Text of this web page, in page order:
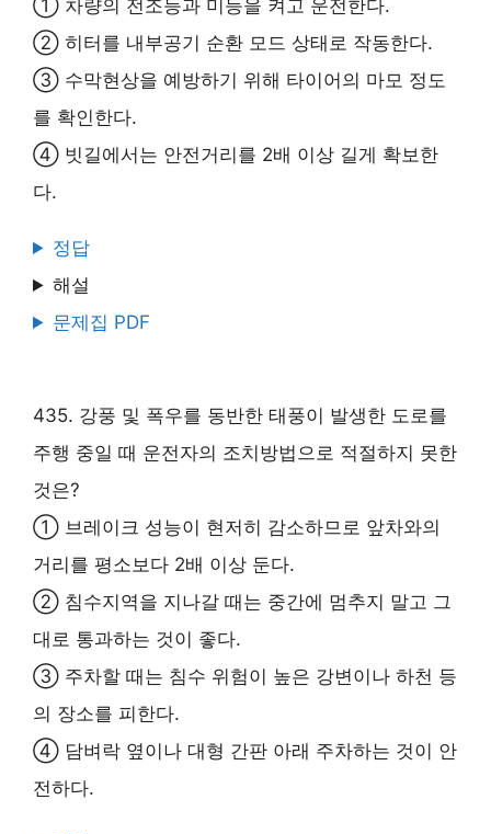
① 차량의 전조등과 미등을 켜고 운전한다.
② 히터를 내부공기 순환 모드 상태로 작동한다.
③ 수막현상을 예방하기 위해 타이어의 마모 정도
를 확인한다.
④ 빗길에서는 안전거리를 2배 이상 길게 확보한
다.
정답
해설
문제집 PDF
435. 강풍 및 폭우를 동반한 태풍이 발생한 도로를
주행 중일 때 운전자의 조치방법으로 적절하지 못한
것은?
① 브레이크 성능이 현저히 감소하므로 앞차와의
거리를 평소보다 2배 이상 둔다.
② 침수지역을 지나갈 때는 중간에 멈추지 말고 그
대로 통과하는 것이 좋다.
③ 주차할 때는 침수 위험이 높은 강변이나 하천 등
의 장소를 피한다.
④ 담벼락 옆이나 대형 간판 아래 주차하는 것이 안
전하다.